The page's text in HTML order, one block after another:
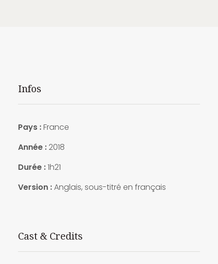
Infos
Pays :France
Année :2018
Durée :1h21
Version :Anglais, sous-titré en français
Cast & Credits